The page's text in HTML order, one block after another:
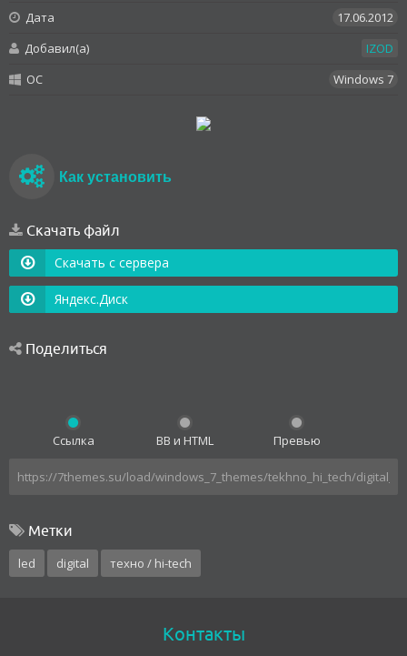
Дата
17.06.2012
Добавил(а)
IZOD
OC
Windows 7
Как установить
Скачать файл
Скачать с сервера
Яндекс.Диск
Поделиться
Ссылка BB и HTML Превью
Метки
led digital техно / hi-tech
Контакты